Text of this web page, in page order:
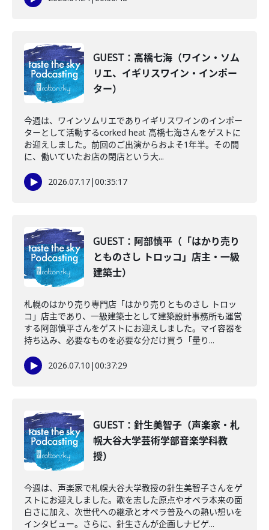
GUEST：高橋七海（ワイン・ソム
リエ、イギリスワイン・インポー
ター）
今週は、ワインソムリエでありイギリスワインのインポー
ターとして活動するcorked heat 高橋七海さんをゲストに
お迎えしました。前回のご出演からおよそ1年半。その間
に、働いていたお店の閉店という大...
2026.07.17|00:35:17
GUEST：阿部慎平（「はかり売り
とものさし トロッコ」店主・一級
建築士）
札幌のはかり売り専門店「はかり売りとものさし トロッ
コ」店主であり、一級建築士として建築設計事務所も運営
する阿部慎平さんをゲストにお迎えしました。マイ容器を
持ち込み、必要なものを必要な分だけ買う「量り...
2026.07.10 |00:37:29
GUEST：針生美智子（声楽家・札
幌大谷大学芸術学部音楽学科教
授）
今週は、声楽家で札幌大谷大学教授の針生美智子さんをゲ
ストにお迎えしました。歌を志した原点やオペラ本来の面
白さに加え、次世代への継承とオペラ普及への熱い想いを
インタビュー。さらに、針生さんが企画しナビゲ...